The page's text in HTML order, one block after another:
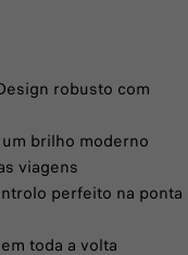
robusto com
brilho moderno
viagens
perfeito na ponta
toda a volta